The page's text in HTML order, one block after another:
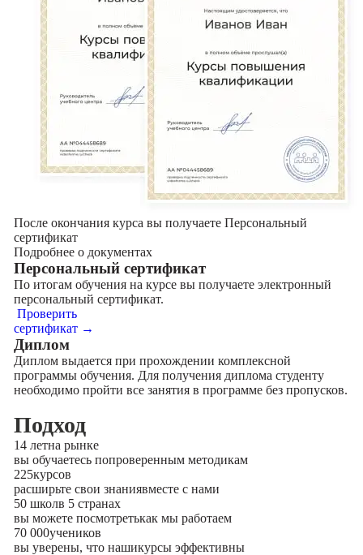
После окончания курса вы получаете Персональный
сертификат
Подробнее о документах
Персональный сертификат
По итогам обучения на курсе вы получаете электронный
персональный сертификат.
Проверить
сертификат →
Диплом
Диплом выдается при прохождении комплексной
программы обучения. Для получения диплома студенту
необходимо пройти все занятия в программе без пропусков.
Подход
14 летна рынке
вы обучаетесь попроверенным методикам
225курсов
расширьте свои знаниявместе с нами
50 школв 5 странах
вы можете посмотретькак мы работаем
70 000учеников
вы уверены, что нашикурсы эффективны